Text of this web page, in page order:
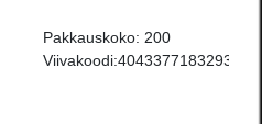
Pakkauskoko: 200
Viivakoodi:4043377183293